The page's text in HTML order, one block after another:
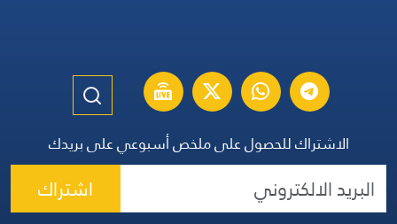
الاشتراك للحصول على ملخص أسبوعي على بريدك
اشتراك